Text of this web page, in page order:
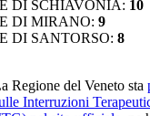
DI SCHIAVONIA: 10
DI MIRANO: 9
DI SANTORSO: 8
Regione del Veneto sta
Interruzioni